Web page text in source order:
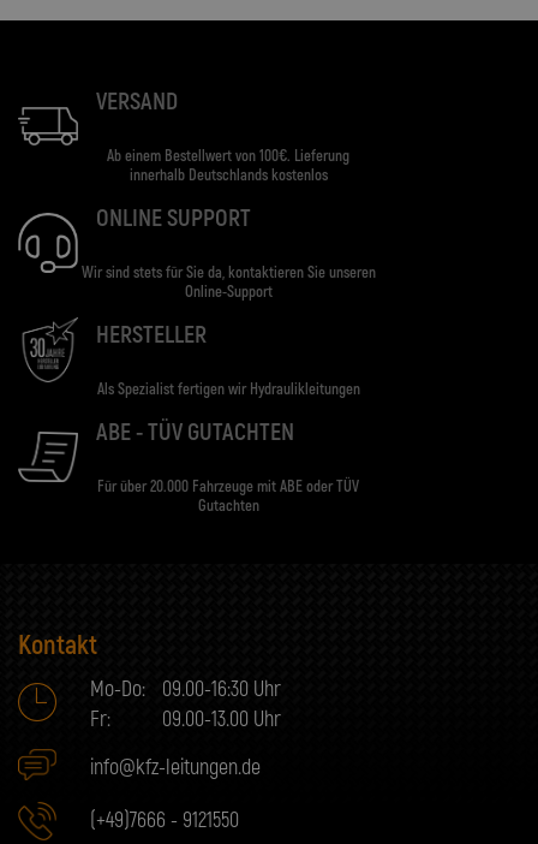
VERSAND
Ab einem Bestellwert von 100€. Lieferung
innerhalb Deutschlands kostenlos
ONLINE SUPPORT
Wir sind stets für Sie da, kontaktieren Sie unseren
Online-Support
HERSTELLER
Als Spezialist fertigen wir Hydraulikleitungen
ABE - TÜV GUTACHTEN
Für über 20.000 Fahrzeuge mit ABE oder TÜV
Gutachten
Kontakt
Mo-Do:
09.00-16:30 Uhr
Fr:
09.00-13.00 Uhr
info@kfz-leitungen.de
(+49)7666 - 9121550